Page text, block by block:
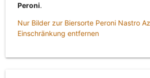
Peroni.
Nur Bilder zur Biersorte Peroni Nastro
Einschränkung entfernen